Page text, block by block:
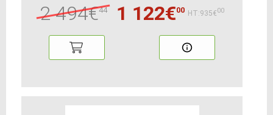
2 494€44 1 122€00 HT:935€00